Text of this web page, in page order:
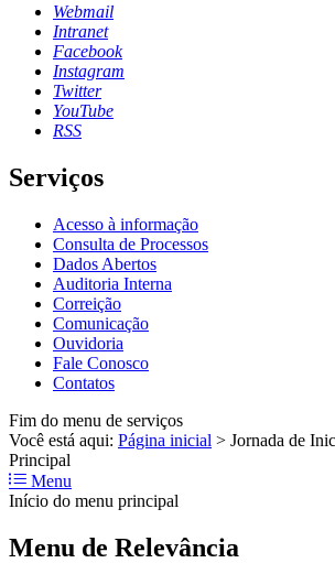
Webmail
Intranet
Facebook
Instagram
Twitter
YouTube
RSS
Serviços
Acesso à informação
Consulta de Processos
Dados Abertos
Auditoria Interna
Correição
Comunicação
Ouvidoria
Fale Conosco
Contatos
Fim do menu de serviços
Você está aqui: Página inicial > Jornada de
Principal
Menu
Início do menu principal
Menu de Relevância